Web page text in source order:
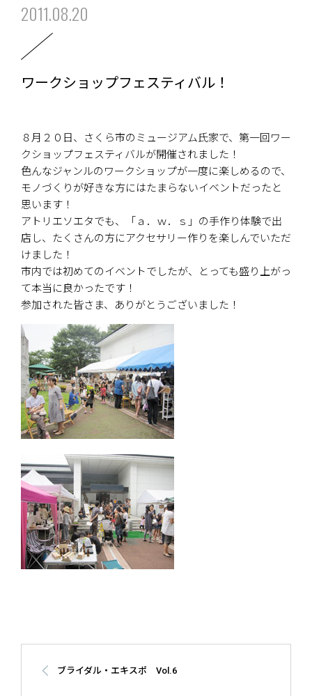
2011.08.20
ワークショップフェスティバル！
８月２０日、さくら市のミュージアム氏家で、第一回ワー
クショップフェスティバルが開催されました！
色んなジャンルのワークショップが一度に楽しめるので、
モノづくりが好きな方にはたまらないイベントだったと
思います！
アトリエソエタでも、「ａ．ｗ．ｓ」の手作り体験で出
店し、たくさんの方にアクセサリー作りを楽しんでいただ
けました！
市内では初めてのイベントでしたが、とっても盛り上がっ
て本当に良かったです！
参加された皆さま、ありがとうございました！
ブライダル・エキスポ Vol.6